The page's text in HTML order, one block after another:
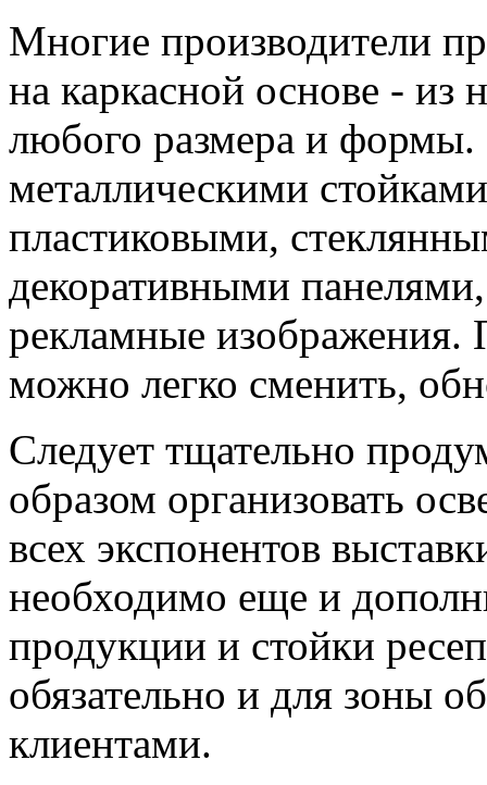
Многие производители
на каркасной основе - из
любого размера и
металлическими
пластиковыми,
декоративными
рекламные изображения.
можно легко сменить,
Следует тщательно
образом организовать
всех экспонентов
необходимо еще и
продукции и стойки
обязательно и для зоны
клиентами.